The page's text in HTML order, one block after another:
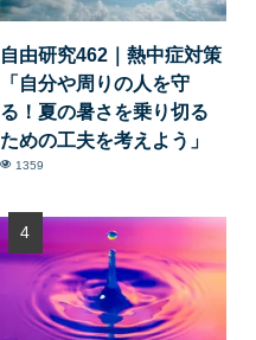
自由研究462｜熱中症対策
「自分や周りの人を守
る！夏の暑さを乗り切る
ための工夫を考えよう」
1359